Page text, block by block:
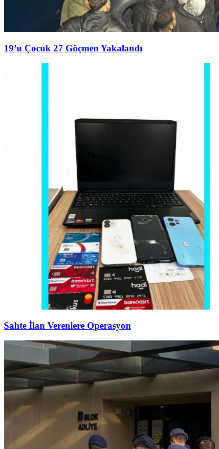
19’u Çocuk 27 Göçmen Yakalandı
Sahte İlan Verenlere Operasyon